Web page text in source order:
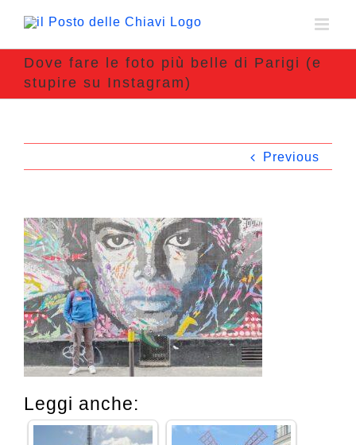
Dove fare le foto più belle di Parigi (e
stupire su Instagram)
Previous
Leggi anche: